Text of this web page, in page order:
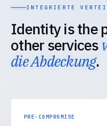
INTEGRIERTE
Identity is the
other services
die Abdeckung.
PRE-COMPROMISE